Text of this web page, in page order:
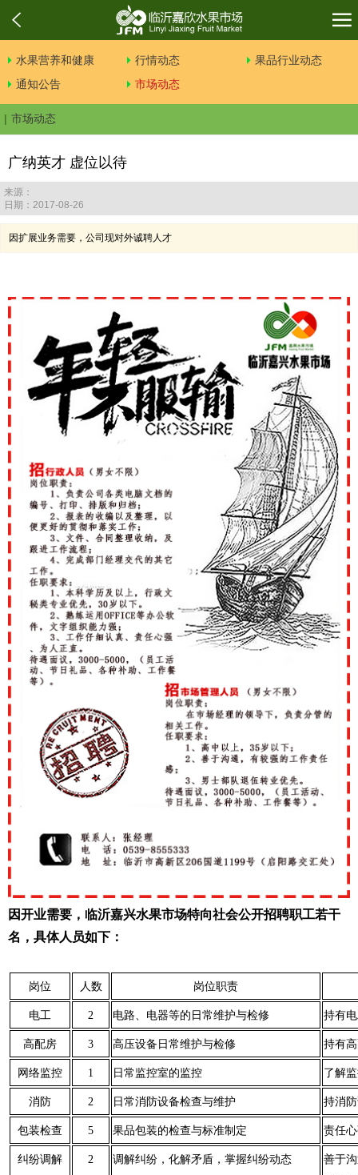
水果营养和健康 行情动态
果品行业动态
通知公告
市场动态
市场动态
广纳英才 虚位以待
来源：
日期：2017-08-26
因扩展业务需要，公司现对外诚聘人才
因开业需要，临沂嘉兴水果市场特向社会公开招聘职工若干
名，具体人员如下：
岗位 人数 岗位职责
电工 2 电路、电器等的日常维护与检修 持有
高配房 3 高压设备日常维护与检修 持有
网络监控 1 日常监控室的监控 了解
消防 2 日常消防设备检查与维护 持消
包装检查 5 果品包装的检查与标准制定 责任
纠纷调解 2 调解纠纷，化解矛盾，掌握纠纷动态
善于